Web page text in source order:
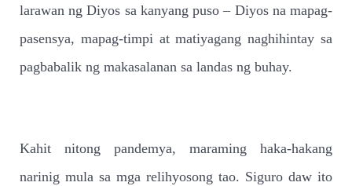
larawan ng Diyos sa kanyang puso – Diyos na mapag-
pasensya, mapag-timpi at matiyagang naghihintay sa
pagbabalik ng makasalanan sa landas ng buhay.
Kahit nitong pandemya, maraming haka-hakang
narinig mula sa mga relihyosong tao. Siguro daw ito